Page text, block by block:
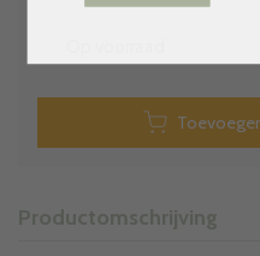
Productomschrijving